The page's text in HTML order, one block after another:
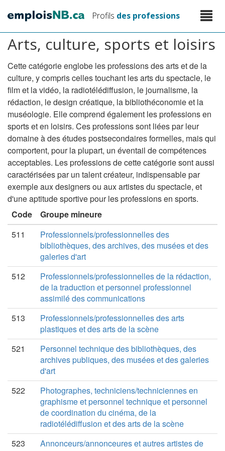
au
contenu
principal
Profils des professions
Toggle
Arts, culture, sports et loisirs
Cette catégorie englobe les professions des arts et de la
culture, y compris celles touchant les arts du spectacle, le
film et la vidéo, la radiotélédiffusion, le journalisme, la
rédaction, le design créatique, la bibliothéconomie et la
muséologie. Elle comprend également les professions en
sports et en loisirs. Ces professions sont liées par leur
domaine à des études postsecondaires formelles, mais qui
comportent, pour la plupart, un éventail de compétences
acceptables. Les professions de cette catégorie sont aussi
caractérisées par un talent créateur, indispensable par
exemple aux designers ou aux artistes du spectacle, et
d'une aptitude sportive pour les professions en sports.
Code
Groupe mineure
511
Professionnels/professionnelles des
bibliothèques, des archives, des musées et des
galeries d'art
512
Professionnels/professionnelles de la rédaction,
de la traduction et personnel professionnel
assimilé des communications
513
Professionnels/professionnelles des arts
plastiques et des arts de la scène
521
Personnel technique des bibliothèques, des
archives publiques, des musées et des galeries
d'art
522
Photographes, techniciens/techniciennes en
graphisme et personnel technique et personnel
de coordination du cinéma, de la
radiotélédiffusion et des arts de la scène
523
Annonceurs/annonceures et autres artistes de